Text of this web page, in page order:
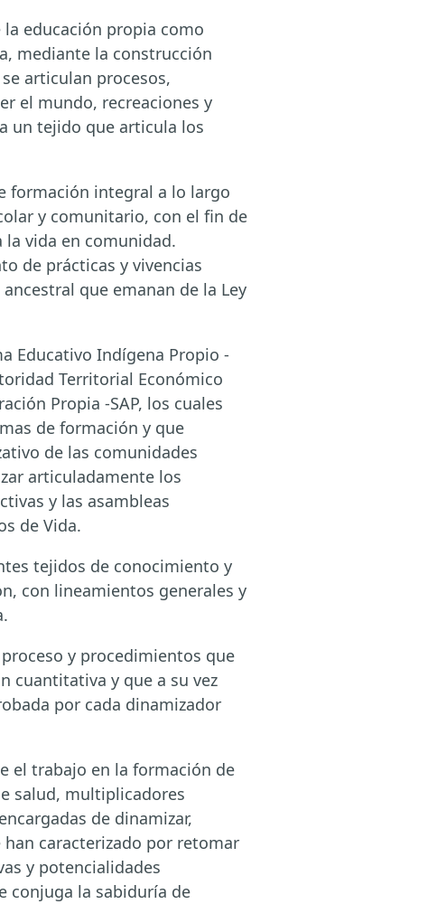
la educación propia como
mediante la construcción
articulan procesos,
el mundo, recreaciones y
un tejido que articula los
formación integral a lo largo
y comunitario, con el fin de
la vida en comunidad.
de prácticas y vivencias
que emanan de la Ley
Educativo Indígena Propio -
Territorial Económico
Propia -SAP, los cuales
de formación y que
de las comunidades
articuladamente los
y las asambleas
de Vida.
tejidos de conocimiento y
con lineamientos generales y
y procedimientos que
cuantitativa y que a su vez
por cada dinamizador
el trabajo en la formación de
salud, multiplicadores
de dinamizar,
caracterizado por retomar
y potencialidades
conjuga la sabiduría de